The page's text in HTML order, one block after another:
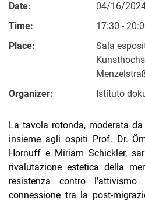
Date:
04/16/
Time:
17:30 -
Place:
Sala
Organizer:
Istituto
La tavola rotonda, moderata
insieme agli ospiti Prof. Dr.
Hornuff e Miriam Schickler,
rivalutazione estetica della
resistenza contro
connessione tra la post-